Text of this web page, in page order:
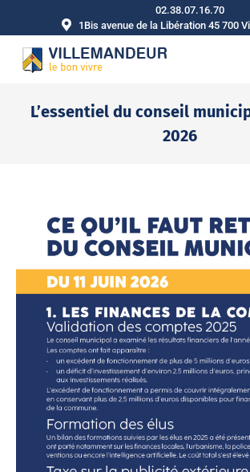
02.38.07.16.70
1Bis avenue de la Libération 45 700
L’essentiel du conseil
2026